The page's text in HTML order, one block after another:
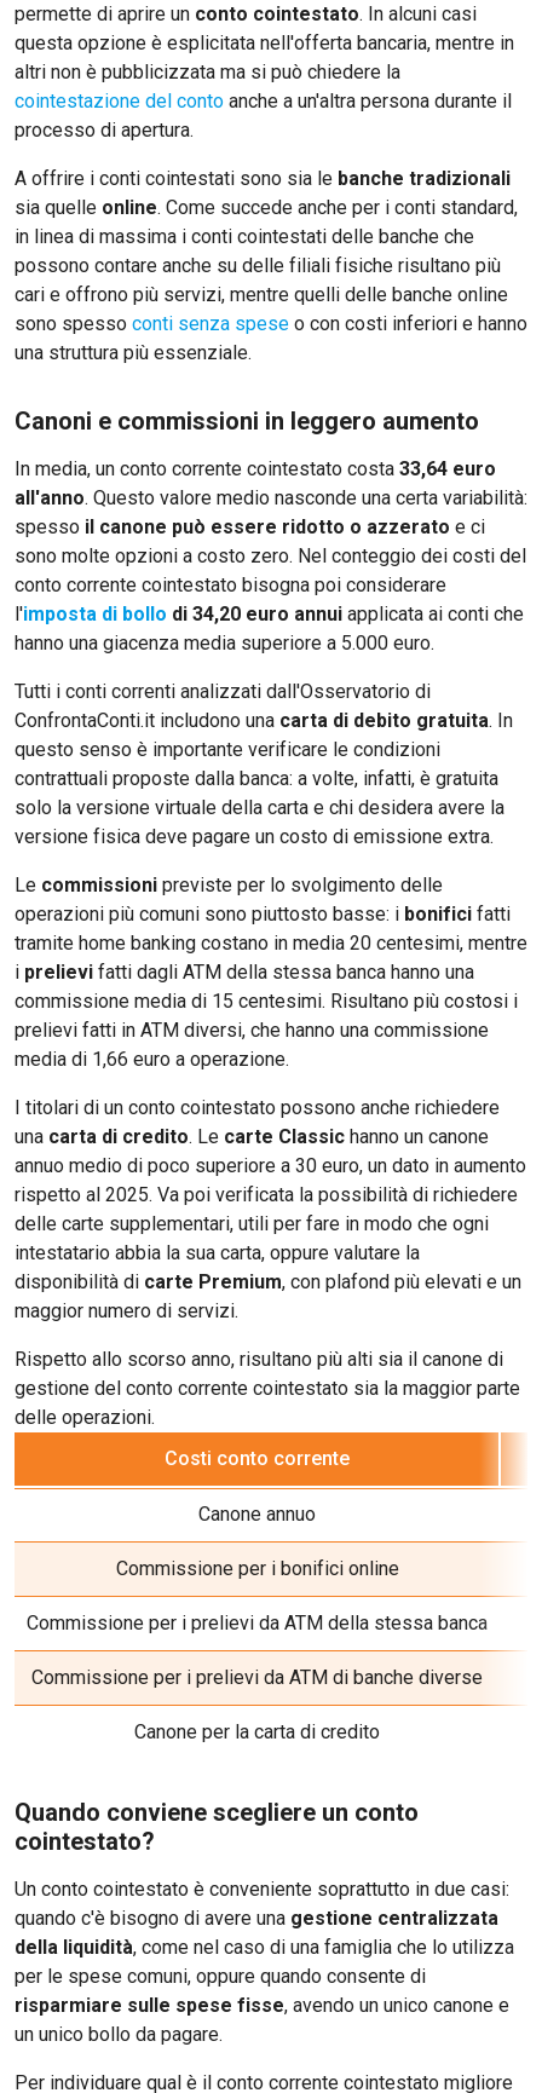
permette di aprire un conto cointestato. In alcuni casi
questa opzione è esplicitata nell'offerta bancaria, mentre in
altri non è pubblicizzata ma si può chiedere la
cointestazione del conto anche a un'altra persona durante il
processo di apertura.
A offrire i conti cointestati sono sia le banche tradizionali
sia quelle online. Come succede anche per i conti standard,
in linea di massima i conti cointestati delle banche che
possono contare anche su delle filiali fisiche risultano più
cari e offrono più servizi, mentre quelli delle banche online
sono spesso conti senza spese o con costi inferiori e hanno
una struttura più essenziale.
Canoni e commissioni in leggero aumento
In media, un conto corrente cointestato costa 33,64 euro
all'anno. Questo valore medio nasconde una certa variabilità:
spesso il canone può essere ridotto o azzerato e ci
sono molte opzioni a costo zero. Nel conteggio dei costi del
conto corrente cointestato bisogna poi considerare
l'imposta di bollo di 34,20 euro annui applicata ai conti che
hanno una giacenza media superiore a 5.000 euro.
Tutti i conti correnti analizzati dall'Osservatorio di
ConfrontaConti.it includono una carta di debito gratuita. In
questo senso è importante verificare le condizioni
contrattuali proposte dalla banca: a volte, infatti, è gratuita
solo la versione virtuale della carta e chi desidera avere la
versione fisica deve pagare un costo di emissione extra.
Le commissioni previste per lo svolgimento delle
operazioni più comuni sono piuttosto basse: i bonifici fatti
tramite home banking costano in media 20 centesimi, mentre
i prelievi fatti dagli ATM della stessa banca hanno una
commissione media di 15 centesimi. Risultano più costosi i
prelievi fatti in ATM diversi, che hanno una commissione
media di 1,66 euro a operazione.
I titolari di un conto cointestato possono anche richiedere
una carta di credito. Le carte Classic hanno un canone
annuo medio di poco superiore a 30 euro, un dato in aumento
rispetto al 2025. Va poi verificata la possibilità di richiedere
delle carte supplementari, utili per fare in modo che ogni
intestatario abbia la sua carta, oppure valutare la
disponibilità di carte Premium, con plafond più elevati e un
maggior numero di servizi.
Rispetto allo scorso anno, risultano più alti sia il canone di
gestione del conto corrente cointestato sia la maggior parte
delle operazioni.
Costi conto corrente
Canone annuo
Commissione per i bonifici online
Commissione per i prelievi da ATM della stessa banca
Commissione per i prelievi da ATM di banche diverse
Canone per la carta di credito
Quando conviene scegliere un conto
cointestato?
Un conto cointestato è conveniente soprattutto in due casi:
quando c'è bisogno di avere una gestione centralizzata
della liquidità, come nel caso di una famiglia che lo utilizza
per le spese comuni, oppure quando consente di
risparmiare sulle spese fisse, avendo un unico canone e
un unico bollo da pagare.
Per individuare qual è il conto corrente cointestato migliore